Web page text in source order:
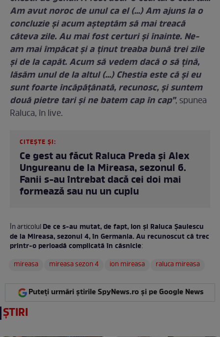
Am avut noroc de unul ca el (...) Am ajuns la o
concluzie și acum așteptăm să mai treacă
câteva zile. Au mai fost certuri și înainte. Ne-
am mai împăcat și a ținut treaba bună trei zile
și de la capăt. Acum să vedem dacă o să țină,
lăsăm unul de la altul (...) Chestia este că și eu
sunt foarte încăpățânată, recunosc, și suntem
două pietre tari și ne batem cap în cap”, spunea
Raluca, în live.
CITEȘTE ȘI:
Ce gest au făcut Raluca Preda și Alex
Ungureanu de la Mireasa, sezonul 6.
Fanii s-au întrebat dacă cei doi mai
formează sau nu un cuplu
În articolulDe ce s-au mutat, de fapt, Ion și Raluca Șaulescu
de la Mireasa, sezonul 4, în Germania. Au recunoscut că trec
printr-o perioadă complicată în căsnicie:
mireasa
mireasa sezon 4 ion mireasa raluca mireasa
Puteți urmări știrile SpyNews.ro și pe Google News
ȘTIRI